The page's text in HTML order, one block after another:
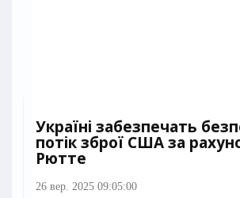
Україні забезпечать
потік зброї США за
Рютте
26 вер. 2025 09:05:00